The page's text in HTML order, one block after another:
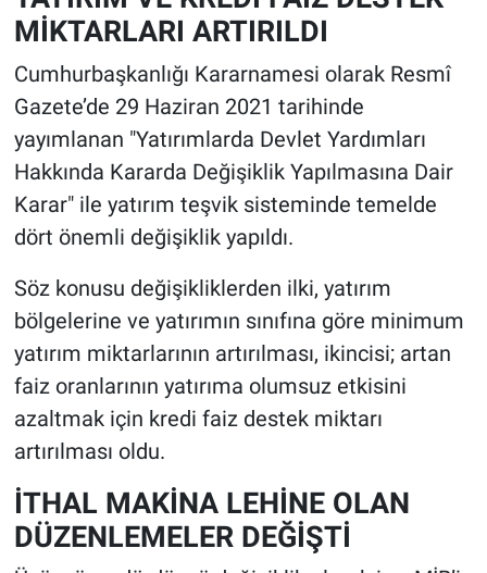
MİKTARLARI ARTIRILDI
Cumhurbaşkanlığı Kararnamesi olarak Resmî
Gazete’de 29 Haziran 2021 tarihinde
yayımlanan "Yatırımlarda Devlet Yardımları
Hakkında Kararda Değişiklik Yapılmasına Dair
Karar" ile yatırım teşvik sisteminde temelde
dört önemli değişiklik yapıldı.
Söz konusu değişikliklerden ilki, yatırım
bölgelerine ve yatırımın sınıfına göre minimum
yatırım miktarlarının artırılması, ikincisi; artan
faiz oranlarının yatırıma olumsuz etkisini
azaltmak için kredi faiz destek miktarı
artırılması oldu.
İTHAL MAKİNA LEHİNE OLAN
DÜZENLEMELER DEĞİŞTİ